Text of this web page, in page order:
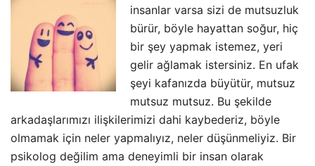
insanlar varsa sizi de mutsuzluk
bürür, böyle hayattan soğur, hiç
bir şey yapmak istemez, yeri
gelir ağlamak istersiniz. En ufak
şeyi kafanızda büyütür, mutsuz
mutsuz mutsuz. Bu şekilde
arkadaşlarımızı ilişkilerimizi dahi kaybederiz, böyle
olmamak için neler yapmalıyız, neler düşünmeliyiz. Bir
psikolog değilim ama deneyimli bir insan olarak